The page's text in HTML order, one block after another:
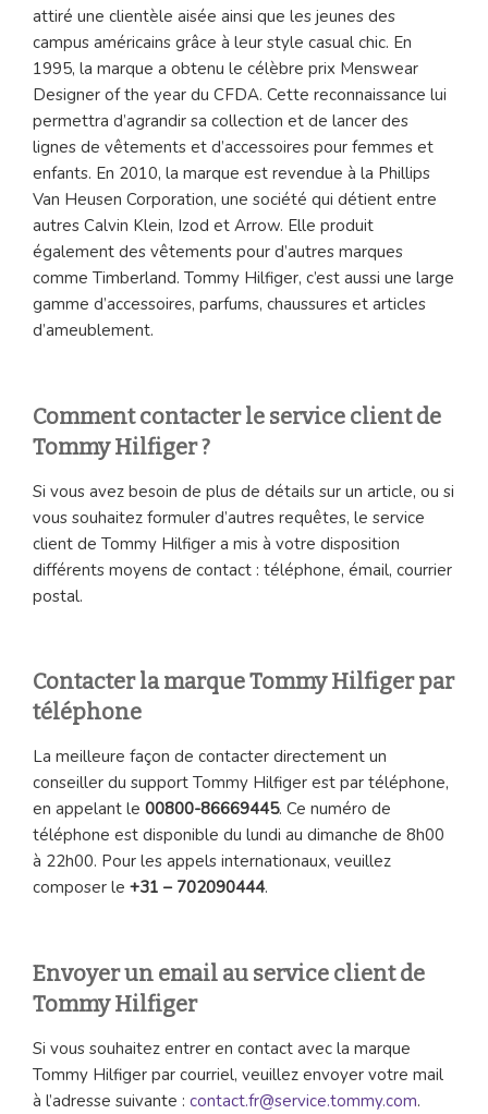
attiré une clientèle aisée ainsi que les jeunes des
campus américains grâce à leur style casual chic. En
1995, la marque a obtenu le célèbre prix Menswear
Designer of the year du CFDA. Cette reconnaissance lui
permettra d’agrandir sa collection et de lancer des
lignes de vêtements et d’accessoires pour femmes et
enfants. En 2010, la marque est revendue à la Phillips
Van Heusen Corporation, une société qui détient entre
autres Calvin Klein, Izod et Arrow. Elle produit
également des vêtements pour d’autres marques
comme Timberland. Tommy Hilfiger, c’est aussi une large
gamme d’accessoires, parfums, chaussures et articles
d’ameublement.
Comment contacter le service client de
Tommy Hilfiger ?
Si vous avez besoin de plus de détails sur un article, ou si
vous souhaitez formuler d’autres requêtes, le service
client de Tommy Hilfiger a mis à votre disposition
différents moyens de contact : téléphone, émail, courrier
postal.
Contacter la marque Tommy Hilfiger par
téléphone
La meilleure façon de contacter directement un
conseiller du support Tommy Hilfiger est par téléphone,
en appelant le 00800-86669445. Ce numéro de
téléphone est disponible du lundi au dimanche de 8h00
à 22h00. Pour les appels internationaux, veuillez
composer le +31 – 702090444.
Envoyer un email au service client de
Tommy Hilfiger
Si vous souhaitez entrer en contact avec la marque
Tommy Hilfiger par courriel, veuillez envoyer votre mail
à l’adresse suivante : contact.fr@service.tommy.com.